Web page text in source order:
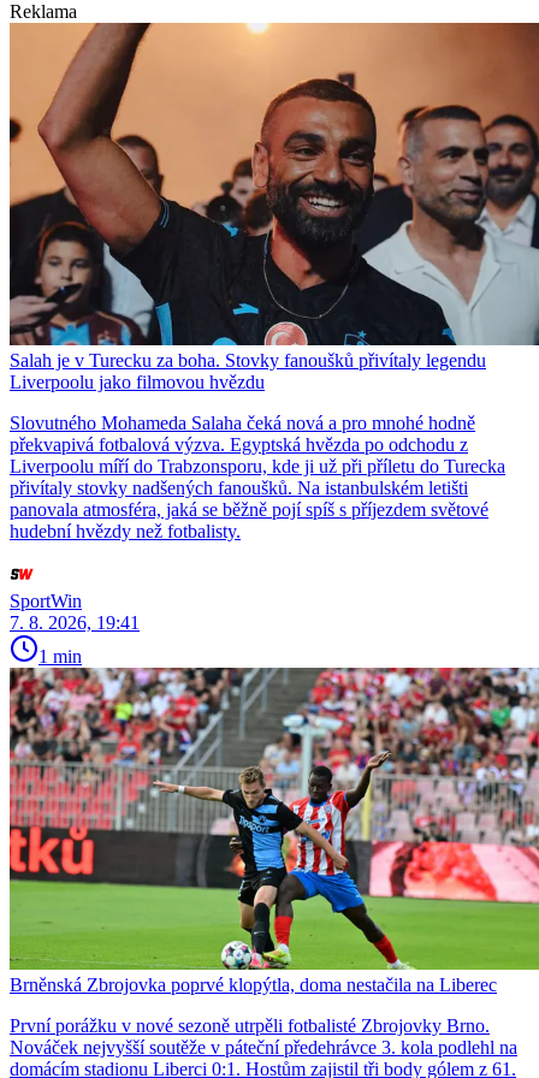
Reklama
Salah je v Turecku za boha. Stovky fanoušků přivítaly legendu
Liverpoolu jako filmovou hvězdu
Slovutného Mohameda Salaha čeká nová a pro mnohé hodně
překvapivá fotbalová výzva. Egyptská hvězda po odchodu z
Liverpoolu míří do Trabzonsporu, kde ji už při příletu do Turecka
přivítaly stovky nadšených fanoušků. Na istanbulském letišti
panovala atmosféra, jaká se běžně pojí spíš s příjezdem světové
hudební hvězdy než fotbalisty.
SportWin
7. 8. 2026, 19:41
1 min
Brněnská Zbrojovka poprvé klopýtla, doma nestačila na Liberec
První porážku v nové sezoně utrpěli fotbalisté Zbrojovky Brno.
Nováček nejvyšší soutěže v páteční předehrávce 3. kola podlehl na
domácím stadionu Liberci 0:1. Hostům zajistil tři body gólem z 61.